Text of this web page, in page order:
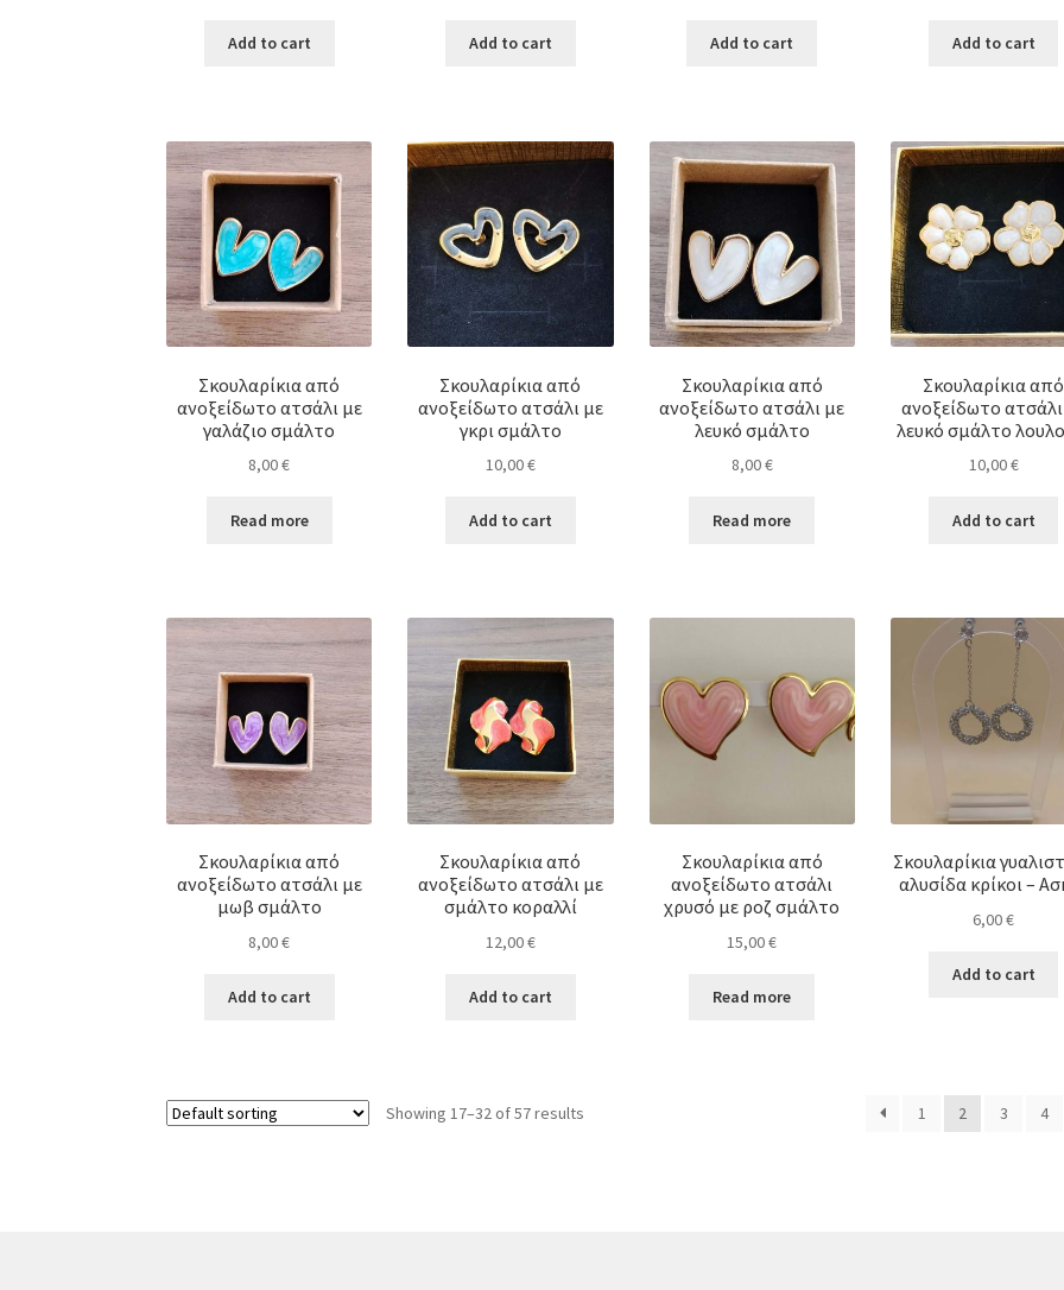
Add to cart Add to cart Add to cart Add to cart
Σκουλαρίκια από
ανοξείδωτο ατσάλι με
γαλάζιο σμάλτο
8,00€
Read more
Σκουλαρίκια από
ανοξείδωτο ατσάλι με
γκρι σμάλτο
10,00€
Add to cart
Σκουλαρίκια από
ανοξείδωτο ατσάλι με
λευκό σμάλτο
8,00€
Read more
Σκουλαρίκια από
ανοξείδωτο
λευκό σμάλτο
10,00€
Add to cart
Σκουλαρίκια από
ανοξείδωτο ατσάλι με
μωβ σμάλτο
8,00€
Add to cart
Σκουλαρίκια από
ανοξείδωτο ατσάλι με
σμάλτο κοραλλί
12,00€
Add to cart
Σκουλαρίκια από
ανοξείδωτο ατσάλι
χρυσό με ροζ σμάλτο
15,00€
Read more
Σκουλαρίκια
αλυσίδα κρίκοι –
6,00€
Add to cart
Showing 17–32 of 57 results 1 2 3 4